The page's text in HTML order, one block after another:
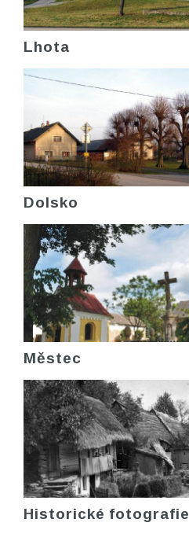
Lhota
Dolsko
Městec
Historické fotografie